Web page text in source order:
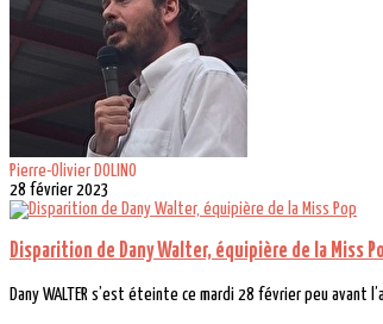
Pierre-Olivier DOLINO
28 février 2023
Disparition de Dany Walter, équipière de la Miss
Dany WALTER s’est éteinte ce mardi 28 février peu avant